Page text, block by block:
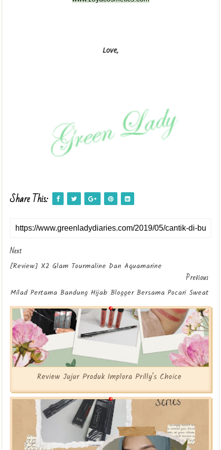
Love,
Share This:
Next
[Review] X2 Glam Tourmaline Dan Aquamarine
Previous
Milad Pertama Bandung Hijab Blogger Bersama Pocari Sweat
Review Jujur Produk Implora Prilly's Choice